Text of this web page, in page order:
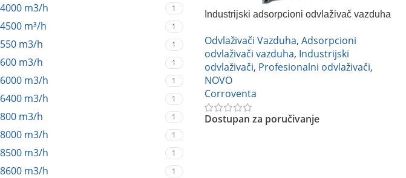
4000 m3/h 1
4500 m³/h 1
550 m3/h 1
600 m3/h 1
6000 m3/h 1
6400 m3/h 1
800 m3/h 1
8000 m3/h 1
8500 m3/h 1
8600 m3/h 1
Industrijski adsorpcioni odvlaživač vazduha
Odvlaživači Vazduha, Adsorpcioni
odvlaživači vazduha, Industrijski
odvlaživači, Profesionalni odvlaživači,
NOVO
Corroventa
Dostupan za poručivanje